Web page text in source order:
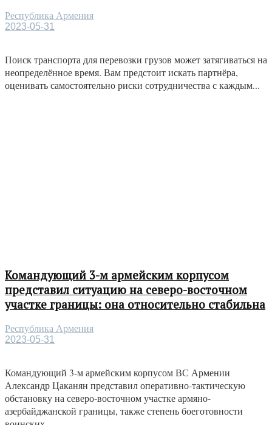
Республика Армения
2023-05-31
Поиск транспорта для перевозки грузов может затягиваться на
неопределённое время. Вам предстоит искать партнёра,
оценивать самостоятельно риски сотрудничества с каждым...
Командующий 3-м армейским корпусом
представил ситуацию на северо-восточном
участке границы: она относительно стабильна
Республика Армения
2023-05-31
Командующий 3-м армейским корпусом ВС Армении
Александр Цаканян представил оперативно-тактическую
обстановку на северо-восточном участке армяно-
азербайджанской границы, также степень боеготовности